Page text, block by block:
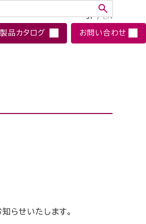
JP / EN
製品カタログ お問い合わせ
らせいたします。